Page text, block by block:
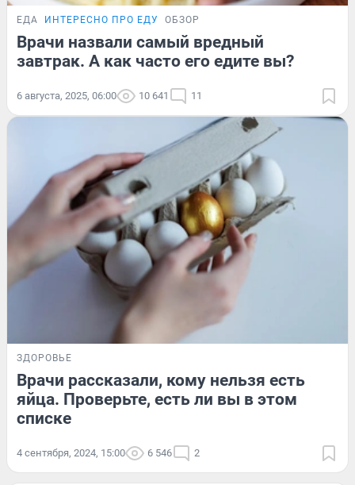
ЕДА ИНТЕРЕСНО ПРО ЕДУ ОБЗОР
Врачи назвали самый вредный
завтрак. А как часто его едите вы?
6 августа, 2025, 06:00 10 641 11
ЗДОРОВЬЕ
Врачи рассказали, кому нельзя есть
яйца. Проверьте, есть ли вы в этом
спиcке
4 сентября, 2024, 15:00 6 546 2